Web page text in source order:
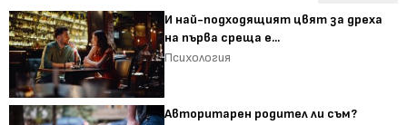
И най-подходящият цвят за дреха
на първа среща е...
Психология
Авторитарен родител ли съм?